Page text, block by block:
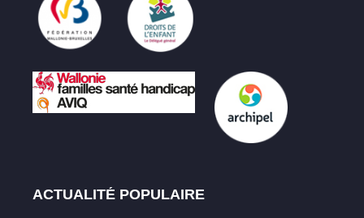
ACTUALITÉ POPULAIRE